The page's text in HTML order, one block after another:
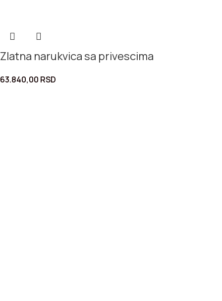
Zlatna narukvica sa privescima
63.840,00 RSD